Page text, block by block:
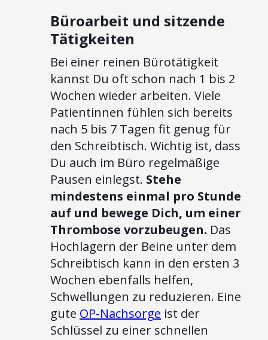
Büroarbeit und sitzende
Tätigkeiten
Bei einer reinen Bürotätigkeit
kannst Du oft schon nach 1 bis 2
Wochen wieder arbeiten. Viele
Patientinnen fühlen sich bereits
nach 5 bis 7 Tagen fit genug für
den Schreibtisch. Wichtig ist, dass
Du auch im Büro regelmäßige
Pausen einlegst. Stehe
mindestens einmal pro Stunde
auf und bewege Dich, um einer
Thrombose vorzubeugen. Das
Hochlagern der Beine unter dem
Schreibtisch kann in den ersten 3
Wochen ebenfalls helfen,
Schwellungen zu reduzieren. Eine
gute OP-Nachsorge ist der
Schlüssel zu einer schnellen